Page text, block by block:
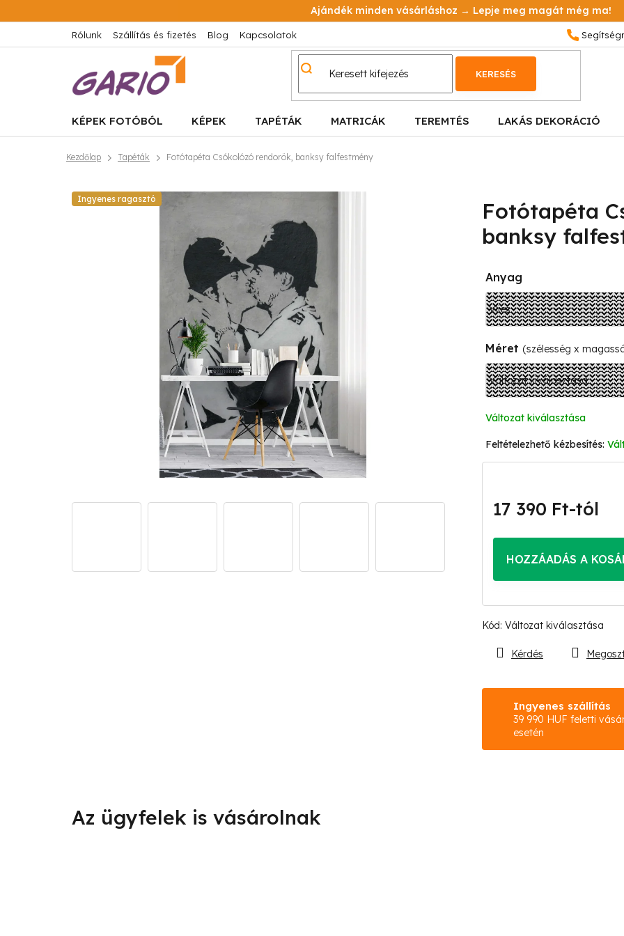
a
tartalomhoz
Ajándék minden vásárláshoz → Lepje meg magát még ma!
Rólunk Szállítás és fizetés Blog Kapcsolatok
KERESÉS
KÉPEK FOTÓBÓL KÉPEK TAPÉTÁK MATRICÁK TEREMTÉS LAKÁS DEKORÁCIÓ
Kezdőlap Tapéták Fotótapéta Csókolózó rendorök, banksy falfestmény
Ingyenes ragasztó
Fotótapéta
banksy
Kód: Változat kiválasztása
Anyag
Méret (szélesség x
Változat kiválasztása
17 390 Ft-tól
HOZZÁADÁS A
Ingyenes szállítás
39 990 HUF feletti
esetén
Kérdés